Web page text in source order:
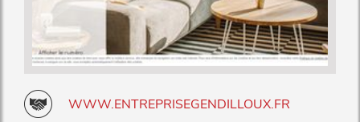
WWW.ENTREPRISEGENDILLOUX.FR